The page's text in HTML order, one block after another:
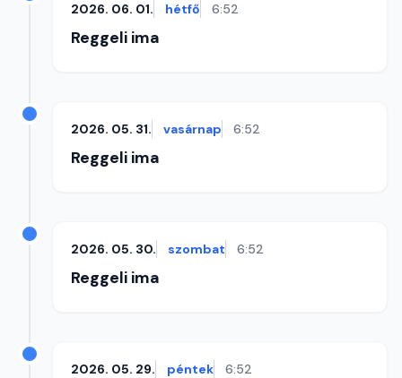
2026. 06. 01. hétfő 6:52
Reggeli ima
2026. 05. 31. vasárnap 6:52
Reggeli ima
2026. 05. 30. szombat 6:52
Reggeli ima
2026. 05. 29. péntek 6:52